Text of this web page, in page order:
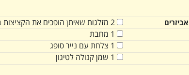
אביזרים 2 מזלגות שאיתן הופכים את
1 מחבת
1 צלחת עם נייר סופג
1 שמן קנולה לטיגון